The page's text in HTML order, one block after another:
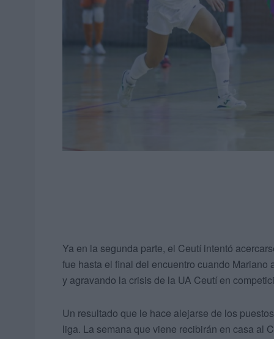
Ya en la segunda parte, el Ceutí intentó
fue hasta el final del encuentro cuando
y agravando la crisis de la UA Ceutí en
Un resultado que le hace alejarse de los
liga. La semana que viene recibirán en casa al